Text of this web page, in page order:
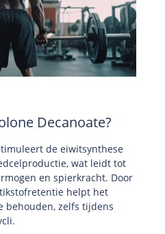
Decanoate?
de eiwitsynthese
wat leidt tot
en spierkracht. Door
helpt het
behouden, zelfs tijdens